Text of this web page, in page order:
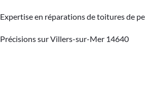
Expertise en réparations de toitures de
Précisions sur Villers-sur-Mer 14640